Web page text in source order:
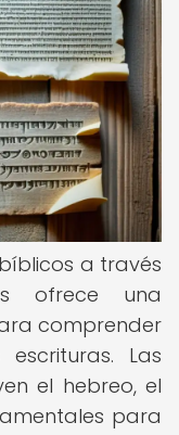
a través
ofrece una
comprender
Las
el hebreo, el
para